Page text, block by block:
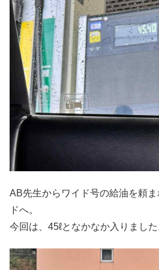
AB先生からワイド号の給油を頼
ドへ。
今回は、45ℓとなかなか入りました